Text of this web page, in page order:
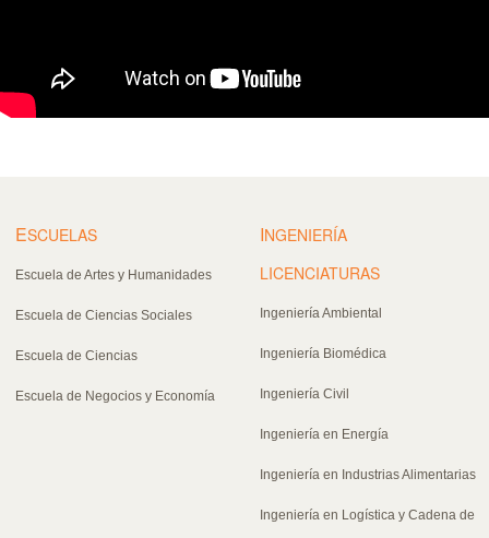
ESCUELAS
Escuela de Artes y Humanidades
Escuela de Ciencias Sociales
Escuela de Ciencias
Escuela de Negocios y Economía
INGENIERÍA
LICENCIATURAS
Ingeniería Ambiental
Ingeniería Biomédica
Ingeniería Civil
Ingeniería en Energía
Ingeniería en Industrias Alimentarias
Ingeniería en Logística y Cadena de